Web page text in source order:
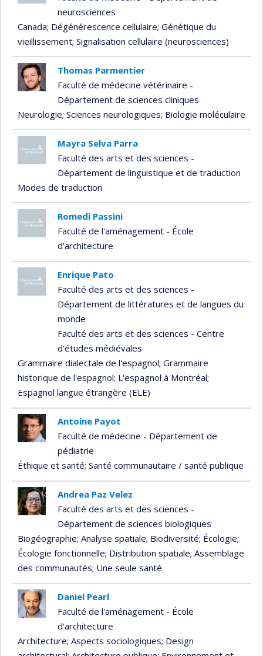
neurosciences
Canada; Dégénérescence cellulaire; Génétique du
vieillissement; Signalisation cellulaire (neurosciences)
Thomas Parmentier
Faculté de médecine vétérinaire -
Département de sciences cliniques
Neurologie; Sciences neurologiques; Biologie moléculaire
Mayra Selva Parra
Faculté des arts et des sciences -
Département de linguistique et de traduction
Modes de traduction
Romedi Passini
Faculté de l'aménagement - École
d'architecture
Enrique Pato
Faculté des arts et des sciences -
Département de littératures et de langues du
monde
Faculté des arts et des sciences - Centre
d'études médiévales
Grammaire dialectale de l'espagnol; Grammaire
historique de l'espagnol; L'espagnol à Montréal;
Espagnol langue étrangère (ELE)
Antoine Payot
Faculté de médecine - Département de
pédiatrie
Éthique et santé; Santé communautaire / santé publique
Andrea Paz Velez
Faculté des arts et des sciences -
Département de sciences biologiques
Biogéographie; Analyse spatiale; Biodiversité; Écologie;
Écologie fonctionnelle; Distribution spatiale; Assemblage
des communautés; Une seule santé
Daniel Pearl
Faculté de l'aménagement - École
d'architecture
Architecture; Aspects sociologiques; Design